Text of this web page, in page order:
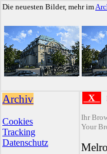
Die neuesten Bilder, mehr im
Archiv
Cookies
Tracking
Datenschutz
X
Ihr
Your